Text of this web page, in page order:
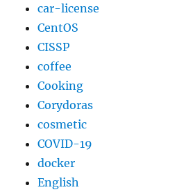
た
話
に
car-license
CentOS
CISSP
coffee
Cooking
Corydoras
cosmetic
COVID-19
docker
English